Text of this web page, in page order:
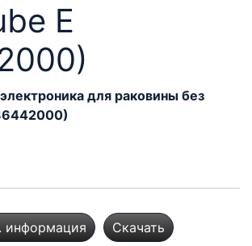
E
для раковины без
информация Скачать